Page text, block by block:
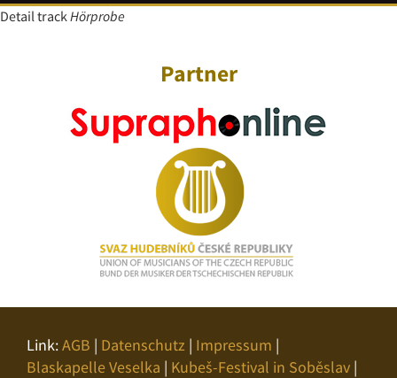
Detail trackHörprobe
Partner
Link:AGB | Datenschutz | Impressum |
Blaskapelle Veselka | Kubeš-Festival in Soběslav |